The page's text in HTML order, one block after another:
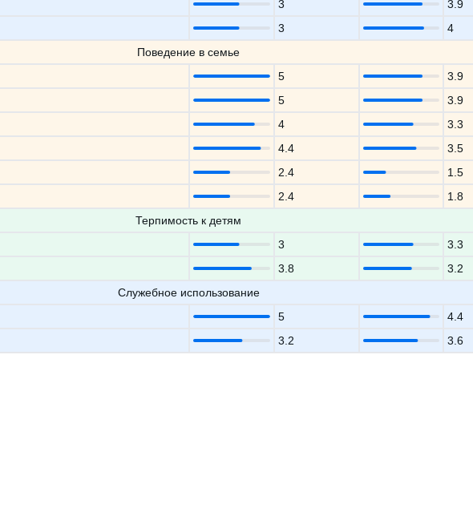
3
3.9
3
4
Поведение в семье
5
3.9
5
3.9
4
3.3
4.4
3.5
2.4
1.5
2.4
1.8
Терпимость к детям
3
3.3
3.8
3.2
Служебное использование
5
4.4
3.2 3.6